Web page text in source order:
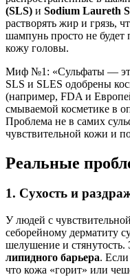
(SLS) и Sodium Laureth
растворять жир и грязь,
шампунь просто не будет
кожу головы.
Миф №1: «Сульфаты —
SLS и SLES одобрены
(например, FDA и
смываемой косметике в
Проблема не в самих
чувствительной кожи и
Реальные
1. Сухость и
У людей с
себорейному дерматиту
шелушение и стянутость.
липидного барьера.
что кожа «горит» или